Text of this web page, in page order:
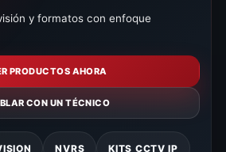
y formatos con enfoque
PRODUCTOS AHORA
CON UN TÉCNICO
NVRS KITS CCTV IP